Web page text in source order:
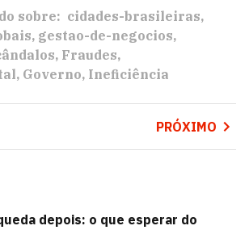
sobre: cidades-brasileiras
gestao-de-negocios
Fraudes
Governo Ineficiência
PRÓXIMO
depois: o que esperar do